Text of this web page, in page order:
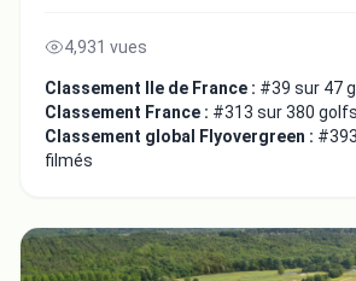
4,931 vues
Classement Ile de France : #39 sur 47
Classement France : #313 sur 380
Classement global Flyovergreen :
filmés